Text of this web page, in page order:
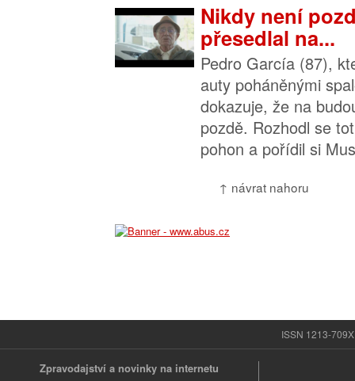
Nikdy není
přesedlal na...
Pedro García (87),
auty poháněnými
dokazuje, že na
pozdě. Rozhodl se
pohon a pořídil si
↑ návrat nahoru
ISSN 1213-
Zpravodajství a novinky na internetu